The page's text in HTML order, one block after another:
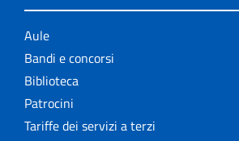
Aule
Bandi e concorsi
Biblioteca
Patrocini
Tariffe dei servizi a terzi